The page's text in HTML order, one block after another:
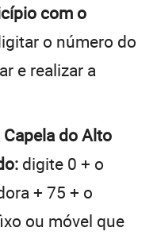
com o
o número do
e realizar a
do Alto
digite 0 + o
+ 75 + o
ou móvel que